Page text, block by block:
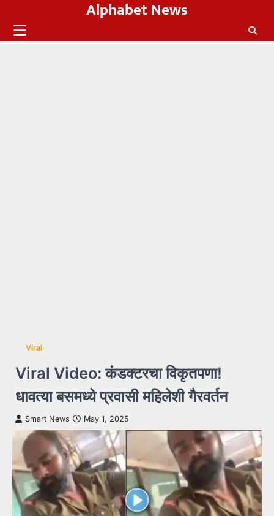
content
Alphabet News
Viral
Viral Video: कंडक्टरचा विकृतपणा!
धावत्या बसमध्ये प्रवासी महिलेशी गैरवर्तन
Smart News May 1, 2025